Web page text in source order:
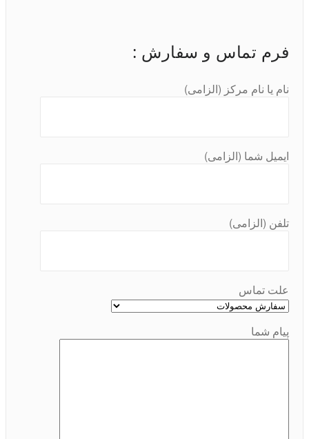
فرم تماس و سفارش :
نام یا نام مرکز (الزامی)
ایمیل شما (الزامی)
تلفن (الزامی)
علت تماس
پیام شما